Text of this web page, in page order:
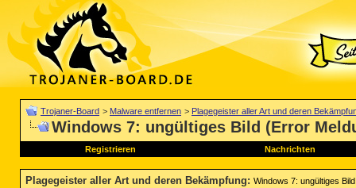
Trojaner-Board > Malware entfernen > Plagegeister aller Art und deren
Windows 7: ungültiges Bild (Error
Registrieren Nachrichten
Plagegeister aller Art und deren Bekämpfung: Windows 7: ungültiges